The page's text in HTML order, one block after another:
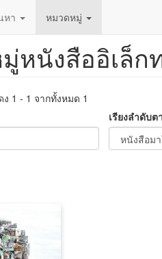
หา หมวดหมู่
หนังสืออิเล็ก
1 - 1 จากทั้งหมด 1
เรียงลำดับต